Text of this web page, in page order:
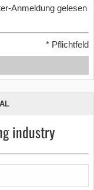
Anmeldung gelesen
* Pflichtfeld
industry